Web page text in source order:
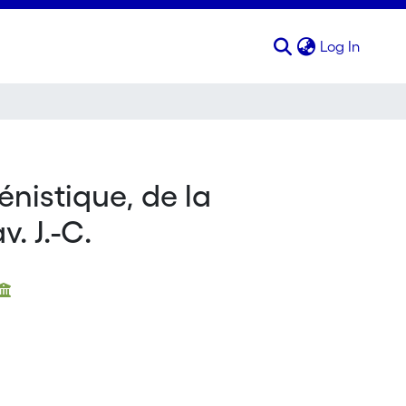
Log In
de la
J.-C.